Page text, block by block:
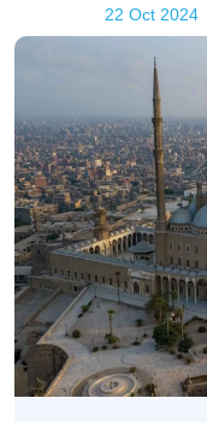
22 Oct 2024